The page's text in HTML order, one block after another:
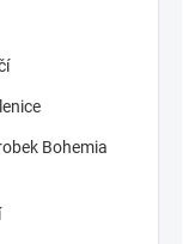
Bohemia